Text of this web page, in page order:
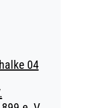
04